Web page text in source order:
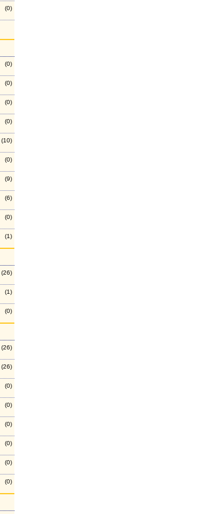
(0)
(0)
(0)
(0)
(0)
(10)
(0)
(9)
(6)
(0)
(1)
(26)
(1)
(0)
(26)
(26)
(0)
(0)
(0)
(0)
(0)
(0)